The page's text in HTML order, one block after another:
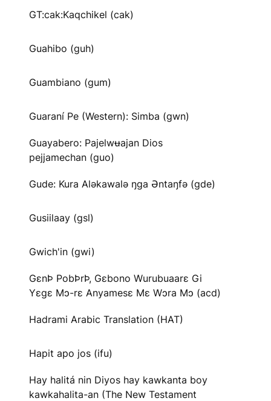
GT:cak:Kaqchikel (cak)
Guahibo (guh)
Guambiano (gum)
Guaraní Pe (Western): Simba (gwn)
Guayabero: Pajelwʉajan Dios
pejjamechan (guo)
Gude: Kura Aləkawalə ŋga Əntaŋfə (gde)
Gusiilaay (gsl)
Gwich'in (gwi)
GɛnÞ PobÞrÞ, Gɛbono Wurubuaarɛ Gi
Yɛgɛ Mɔ-rɛ Anyamesɛ Mɛ Wɔra Mɔ (acd)
Hadrami Arabic Translation (HAT)
Hapit apo jos (ifu)
Hay halitá nin Diyos hay kawkanta boy
kawkahalita-an (The New Testament